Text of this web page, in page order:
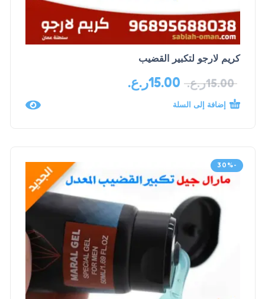
كريم لارجو لتكبير القضيب
15.00ر.ع. 15.00ر.ع.
إضافة إلى السلة
-30%